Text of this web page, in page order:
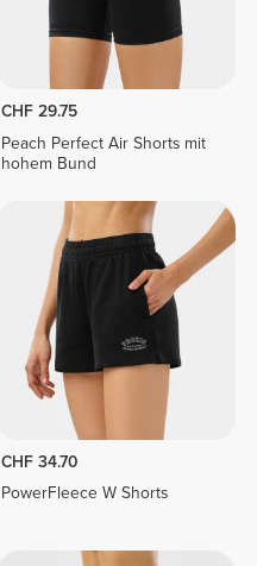
CHF 29.75
Peach Perfect Air Shorts mit
hohem Bund
CHF 34.70
PowerFleece W Shorts